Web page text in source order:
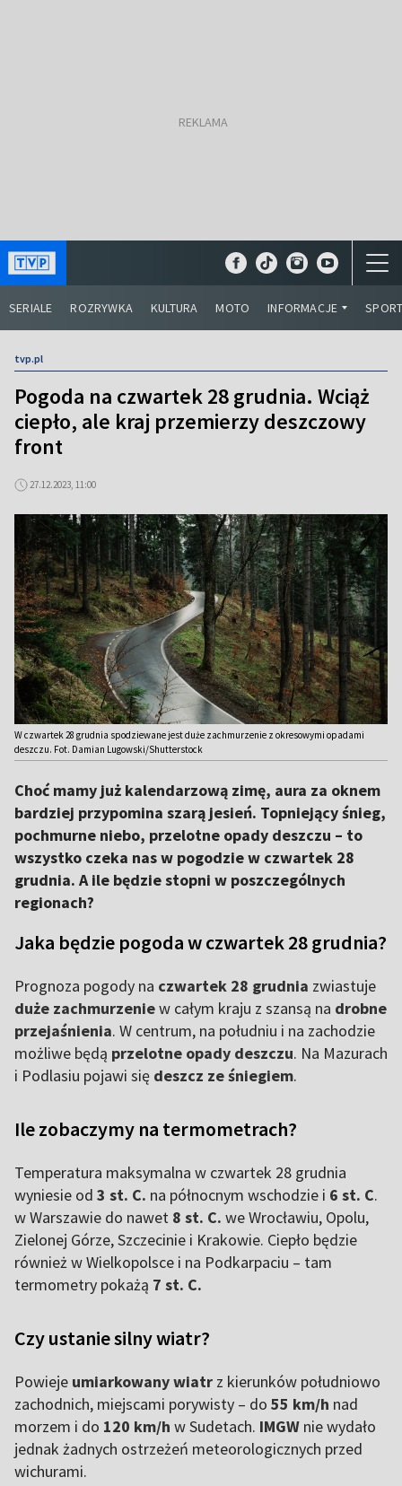
SERIALE ROZRYWKA KULTURA MOTO INFORMACJE
tvp.pl
Pogoda na czwartek 28 grudnia. Wciąż
ciepło, ale kraj przemierzy deszczowy
front
27.12.2023, 11:00
W czwartek 28 grudnia spodziewane jest duże zachmurzenie z okresowymi opadami
deszczu. Fot. Damian Lugowski/Shutterstock
Choć mamy już kalendarzową zimę, aura za oknem
bardziej przypomina szarą jesień. Topniejący śnieg,
pochmurne niebo, przelotne opady deszczu – to
wszystko czeka nas w pogodzie w czwartek 28
grudnia. A ile będzie stopni w poszczególnych
regionach?
Jaka będzie pogoda w czwartek 28 grudnia?
Prognoza pogody na czwartek 28 grudnia zwiastuje
duże zachmurzeniew całym kraju z szansą na drobne
przejaśnienia. W centrum, na południu i na zachodzie
możliwe będą przelotne opady deszczu. Na Mazurach
i Podlasiu pojawi się deszcz ze śniegiem.
Ile zobaczymy na termometrach?
Temperatura maksymalna w czwartek 28 grudnia
wyniesie od 3 st. C. na północnym wschodzie i 6 st. C.
w Warszawie do nawet 8 st. C. we Wrocławiu, Opolu,
Zielonej Górze, Szczecinie i Krakowie. Ciepło będzie
również w Wielkopolsce i na Podkarpaciu – tam
termometry pokażą 7 st. C.
Czy ustanie silny wiatr?
Powieje umiarkowany wiatr z kierunków południowo
zachodnich, miejscami porywisty – do 55 km/h nad
morzem i do 120 km/h w Sudetach. IMGW nie wydało
jednak żadnych ostrzeżeń meteorologicznych przed
wichurami.